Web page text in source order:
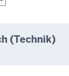
(Technik)